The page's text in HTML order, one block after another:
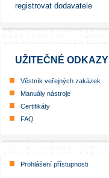
registrovat dodavatele
UŽITEČNÉ ODKAZY
Věstník veřejných zakázek
Manuály nástroje
Certifikáty
FAQ
Prohlášení přístupnosti